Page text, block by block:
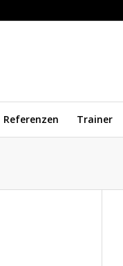
Referenzen Trainer